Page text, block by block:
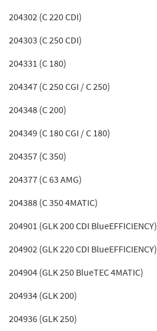
204302 (C 220 CDI)
204303 (C 250 CDI)
204331 (C 180)
204347 (C 250 CGI / C 250)
204348 (C 200)
204349 (C 180 CGI / C 180)
204357 (C 350)
204377 (C 63 AMG)
204388 (C 350 4MATIC)
204901 (GLK 200 CDI BlueEFFICIENCY)
204902 (GLK 220 CDI BlueEFFICIENCY)
204904 (GLK 250 BlueTEC 4MATIC)
204934 (GLK 200)
204936 (GLK 250)